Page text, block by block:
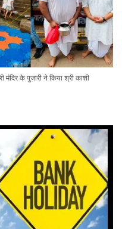
मंदिर के पुजारी ने किया श्री काशी